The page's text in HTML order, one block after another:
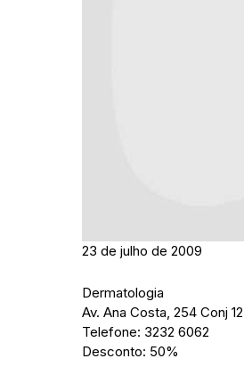
23 de julho de 2009
Dermatologia
Av. Ana Costa, 254 Conj
Telefone: 3232 6062
Desconto: 50%